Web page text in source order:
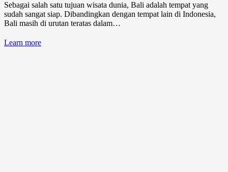
Sebagai salah satu tujuan wisata dunia, Bali adalah tempat yang
sudah sangat siap. Dibandingkan dengan tempat lain di Indonesia,
Bali masih di urutan teratas dalam…
Learn more